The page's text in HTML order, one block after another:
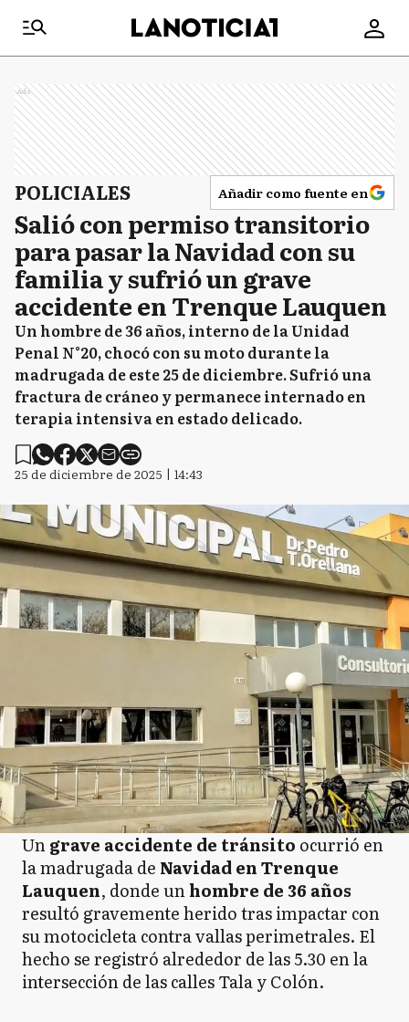
Ads
POLICIALES Añadir como fuente en
Salió con permiso transitorio
para pasar la Navidad con su
familia y sufrió un grave
accidente en Trenque Lauquen
Un hombre de 36 años, interno de la Unidad
Penal N°20, chocó con su moto durante la
madrugada de este 25 de diciembre. Sufrió una
fractura de cráneo y permanece internado en
terapia intensiva en estado delicado.
25 de diciembre de 2025 | 14:43
Ungrave accidente de tránsito ocurrió en
la madrugada de Navidad en Trenque
Lauquen, donde unhombre de 36 años
resultó gravemente herido tras impactar con
su motocicleta contra vallas perimetrales. El
hecho se registró alrededor de las 5.30 en la
intersección de las calles Tala y Colón.